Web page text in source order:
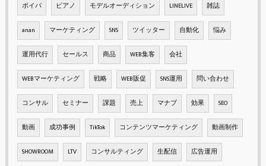
ボイパ ピアノ モデルオーディション LINELIVE 雑誌
anan マーケティング SNS ツイッター 自動化 悩み
運用代行 セールス 商品 WEB集客 会社
WEBマーケティング 戦略 WEB販促 SNS運用 問い合わせ
コンサル セミナー 課題 売上 マナブ 効果 SEO
動画 成功事例 TikTok コンテンツマーケティング 動画制作
SHOWROOM LTV コンサルティング 生配信 広告運用